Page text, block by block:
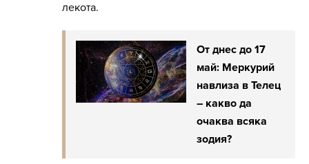
лекота.
От днес до 17
май: Меркурий
навлиза в Телец
– какво да
очаква всяка
зодия?